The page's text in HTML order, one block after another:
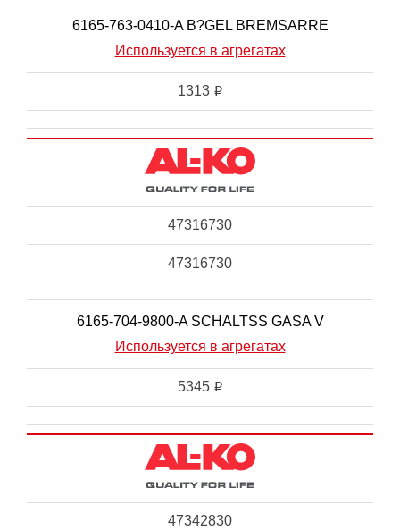
6165-763-0410-A B?GEL BREMSARRE
Используется в агрегатах
1313 i
47316730
47316730
6165-704-9800-A SCHALTSS GASA V
Используется в агрегатах
5345 i
47342830